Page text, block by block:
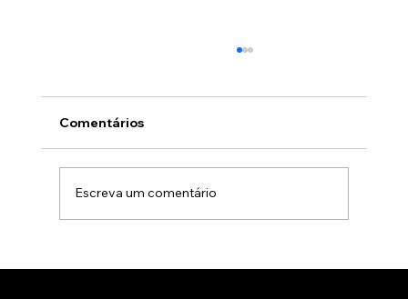
Comentários
Escreva um comentário